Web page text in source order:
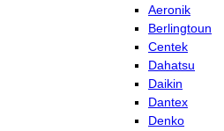
Aeronik
Berlingtoun
Centek
Dahatsu
Daikin
Dantex
Denko